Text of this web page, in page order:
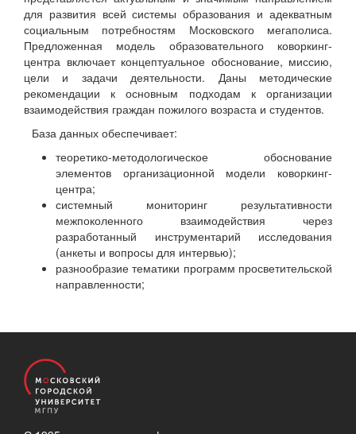
для развития всей системы образования и адекватным
социальным потребностям Московского мегаполиса.
Предложенная модель образовательного коворкинг-
центра включает концептуальное обоснование, миссию,
цели и задачи деятельности. Даны методические
рекомендации к основным подходам к организации
взаимодействия граждан пожилого возраста и студентов.
База данных обеспечивает:
теоретико-методологическое обоснование
элементов организационной модели коворкинг-
центра;
системный мониторинг результативности
межпоколенного взаимодействия через
разработанный инструментарий исследования
(анкеты и вопросы для интервью);
разнообразие тематики программ просветительской
направленности;